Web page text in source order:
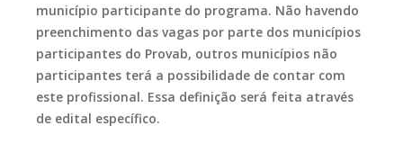
município participante do programa. Não havendo
preenchimento das vagas por parte dos municípios
participantes do Provab, outros municípios não
participantes terá a possibilidade de contar com
este profissional. Essa definição será feita através
de edital específico.